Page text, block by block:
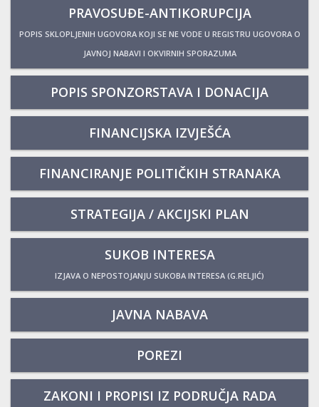
PRAVOSUĐE-ANTIKORUPCIJA
POPIS SKLOPLJENIH UGOVORA KOJI SE NE VODE U REGISTRU UGOVORA O
JAVNOJ NABAVI I OKVIRNIH SPORAZUMA
POPIS SPONZORSTAVA I DONACIJA
FINANCIJSKA IZVJEŠĆA
FINANCIRANJE POLITIČKIH STRANAKA
STRATEGIJA / AKCIJSKI PLAN
SUKOB INTERESA
IZJAVA O NEPOSTOJANJU SUKOBA INTERESA (G.RELJIĆ)
JAVNA NABAVA
POREZI
ZAKONI I PROPISI IZ PODRUČJA RADA